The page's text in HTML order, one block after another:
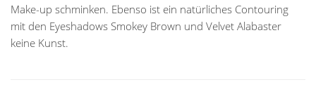
Make-up schminken. Ebenso ist ein natürliches Contouring
mit den Eyeshadows Smokey Brown und Velvet Alabaster
keine Kunst.